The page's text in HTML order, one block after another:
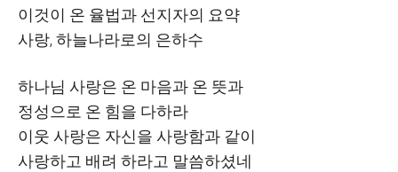
이것이 온 율법과 선지자의 요약
사랑, 하늘나라로의 은하수
하나님 사랑은 온 마음과 온 뜻과
정성으로 온 힘을 다하라
이웃 사랑은 자신을 사랑함과 같이
사랑하고 배려 하라고 말씀하셨네